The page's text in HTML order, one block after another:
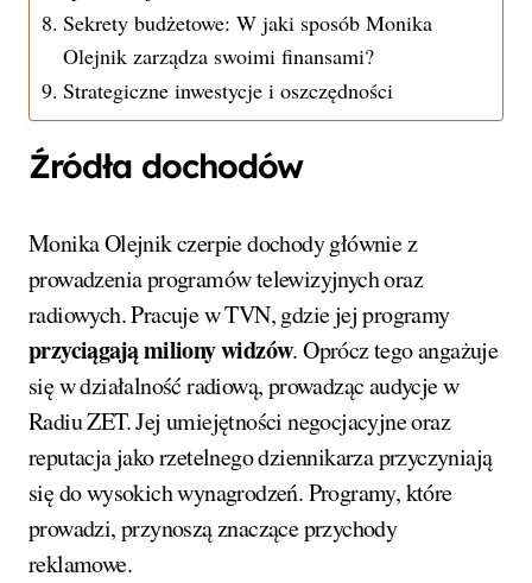
Sekrety budżetowe: W jaki sposób Monika
Olejnik zarządza swoimi finansami?
Strategiczne inwestycje i oszczędności
Źródła dochodów
Monika Olejnik czerpie dochody głównie z
prowadzenia programów telewizyjnych oraz
radiowych. Pracuje w TVN, gdzie jej programy
przyciągają miliony widzów. Oprócz tego angażuje
się w działalność radiową, prowadząc audycje w
Radiu ZET. Jej umiejętności negocjacyjne oraz
reputacja jako rzetelnego dziennikarza przyczyniają
się do wysokich wynagrodzeń. Programy, które
prowadzi, przynoszą znaczące przychody
reklamowe.